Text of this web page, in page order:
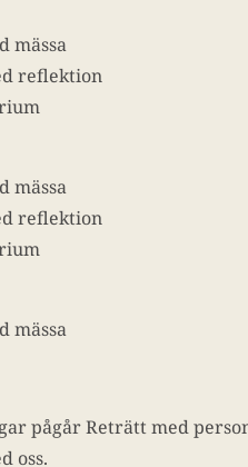
mässa
reflektion
mässa
reflektion
mässa
pågår Reträtt med
oss.